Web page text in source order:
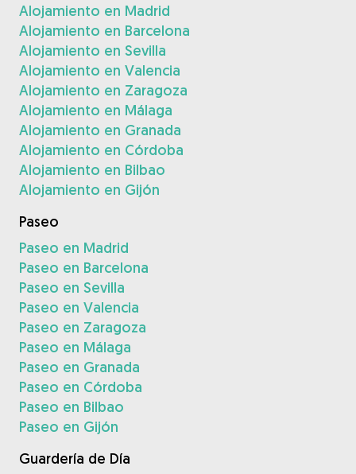
Alojamiento en Madrid
Alojamiento en Barcelona
Alojamiento en Sevilla
Alojamiento en Valencia
Alojamiento en Zaragoza
Alojamiento en Málaga
Alojamiento en Granada
Alojamiento en Córdoba
Alojamiento en Bilbao
Alojamiento en Gijón
Paseo
Paseo en Madrid
Paseo en Barcelona
Paseo en Sevilla
Paseo en Valencia
Paseo en Zaragoza
Paseo en Málaga
Paseo en Granada
Paseo en Córdoba
Paseo en Bilbao
Paseo en Gijón
Guardería de Día